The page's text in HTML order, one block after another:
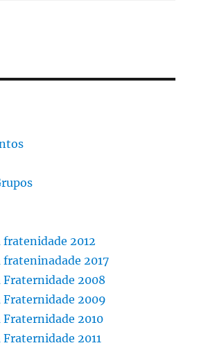
fratenidade 2012
frateninadade 2017
Fraternidade 2008
Fraternidade 2009
Fraternidade 2010
Fraternidade 2011